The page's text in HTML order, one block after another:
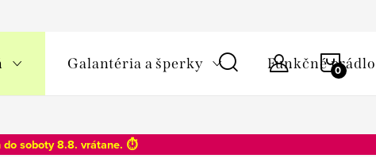
Galantéria a šperky Funkčné prádlo
dosoboty 8.8. vrátane. ⏱️